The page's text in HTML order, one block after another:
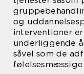
og
interventioner
underliggende
såvel som de